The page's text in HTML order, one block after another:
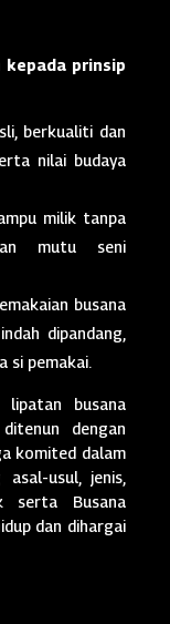
kepada prinsip
berkualiti dan
nilai budaya
milik tanpa
mutu seni
busana
dipandang,
si pemakai.
lipatan busana
dengan
komited dalam
usul, jenis,
serta Busana
dan dihargai